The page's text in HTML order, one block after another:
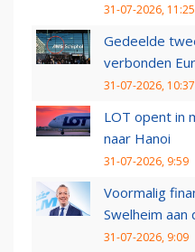
31-07-2026, 11:25
Gedeelde
verbonden
31-07-2026, 10:37
LOT opent in
naar Hanoi
31-07-2026, 9:59
Voormalig
Swelheim aan
31-07-2026, 9:09